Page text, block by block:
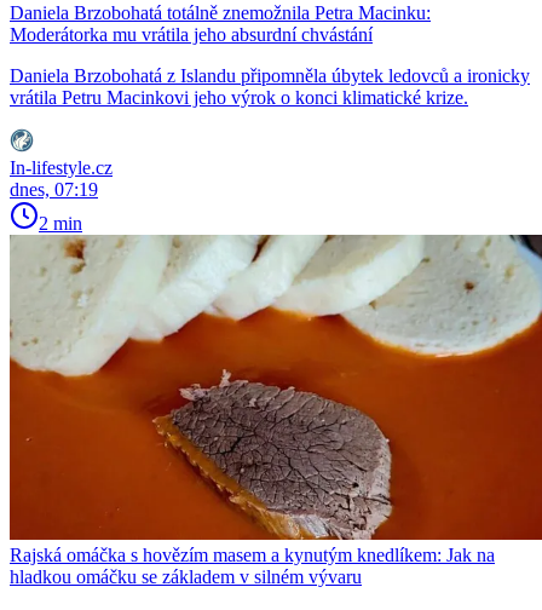
Daniela Brzobohatá totálně znemožnila Petra Macinku:
Moderátorka mu vrátila jeho absurdní chvástání
Daniela Brzobohatá z Islandu připomněla úbytek ledovců a ironicky
vrátila Petru Macinkovi jeho výrok o konci klimatické krize.
In-lifestyle.cz
dnes, 07:19
2 min
Rajská omáčka s hovězím masem a kynutým knedlíkem: Jak na
hladkou omáčku se základem v silném vývaru